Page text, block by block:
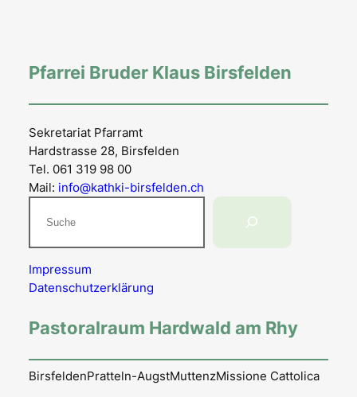
Pfarrei Bruder Klaus Birsfelden
Sekretariat Pfarramt
Hardstrasse 28, Birsfelden
Tel. 061 319 98 00
Mail: info@kathki-birsfelden.ch
Impressum
Datenschutzerklärung
Pastoralraum Hardwald am Rhy
BirsfeldenPratteln-AugstMuttenzMissione Cattolica